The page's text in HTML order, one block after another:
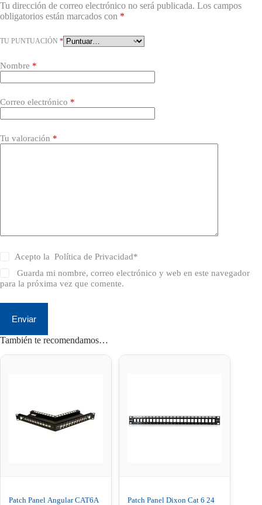
Tu dirección de correo electrónico no será publicada. Los campos
obligatorios están marcados con *
TU PUNTUACIÓN *
Nombre *
Correo electrónico *
Tu valoración *
Acepto laPolítica de Privacidad*
Guarda mi nombre, correo electrónico y web en este navegador
para la próxima vez que comente.
Enviar
También te recomendamos…
Patch Panel Angular CAT6A
Patch Panel Dixon Cat 6 24